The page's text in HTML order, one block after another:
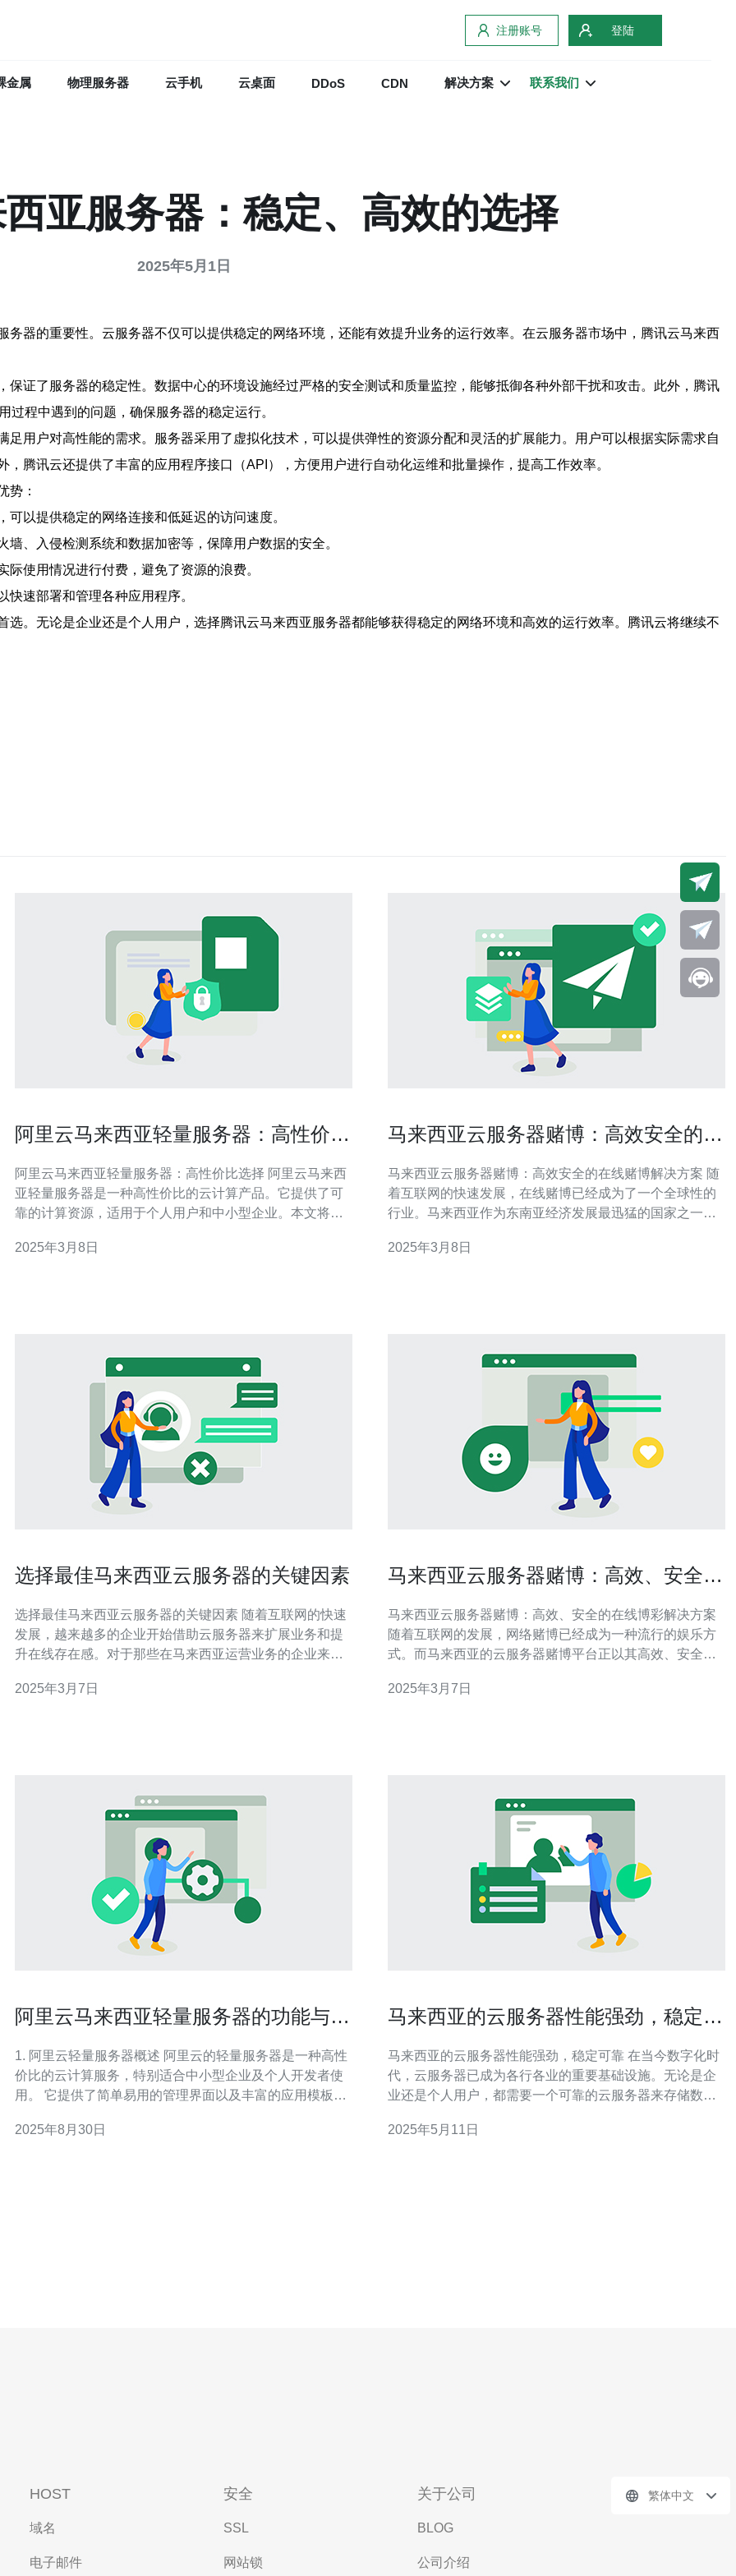
注册账号 登陆
金属 物理服务器 云手机 云桌面 DDoS CDN 解决方案 联系我们
亚服务器：稳定、高效的选择
2025年5月1日
器的重要性。云服务器不仅可以提供稳定的网络环境，还能有效提升业务的运行效率。在云服务器市场中，腾讯云马来西
证了服务器的稳定性。数据中心的环境设施经过严格的安全测试和质量监控，能够抵御各种外部干扰和攻击。此外，腾讯
程中遇到的问题，确保服务器的稳定运行。
用户对高性能的需求。服务器采用了虚拟化技术，可以提供弹性的资源分配和灵活的扩展能力。用户可以根据实际需求自
腾讯云还提供了丰富的应用程序接口（API），方便用户进行自动化运维和批量操作，提高工作效率。
势：
以提供稳定的网络连接和低延迟的访问速度。
、入侵检测系统和数据加密等，保障用户数据的安全。
使用情况进行付费，避免了资源的浪费。
速部署和管理各种应用程序。
。无论是企业还是个人用户，选择腾讯云马来西亚服务器都能够获得稳定的网络环境和高效的运行效率。腾讯云将继续不
阿里云马来西亚轻量服务器：高性价比
阿里云马来西亚轻量服务器：高性价比选择 阿里云马来西
亚轻量服务器是一种高性价比的云计算产品。它提供了可
靠的计算资源，适用于个人用户和中小型企业。本文将介
景。 阿里云马来西亚轻量服务器有以下几个特点： 高性
2025年3月8日
马来西亚云服务器赌博：高效安全的在
马来西亚云服务器赌博：高效安全的在线赌博解决方案 随
着互联网的快速发展，在线赌博已经成为了一个全球性的
行业。马来西亚作为东南亚经济发展最迅猛的国家之一，
的特点，成为了在线赌博行业的热门选择。 马来西亚的云
2025年3月8日
选择最佳马来西亚云服务器的关键因素
选择最佳马来西亚云服务器的关键因素 随着互联网的快速
发展，越来越多的企业开始借助云服务器来扩展业务和提
升在线存在感。对于那些在马来西亚运营业务的企业来
将探讨在选择马来西亚云服务器时应考虑的关键因素。 选
2025年3月7日
马来西亚云服务器赌博：高效、安全的
马来西亚云服务器赌博：高效、安全的在线博彩解决方案
随着互联网的发展，网络赌博已经成为一种流行的娱乐方
式。而马来西亚的云服务器赌博平台正以其高效、安全的
服务器赌博平台的优势和解决方案。 马来西亚云服务器赌
2025年3月7日
阿里云马来西亚轻量服务器的功能与应
1. 阿里云轻量服务器概述 阿里云的轻量服务器是一种高性
价比的云计算服务，特别适合中小型企业及个人开发者使
用。 它提供了简单易用的管理界面以及丰富的应用模板，
轻量服务器的推出，为本地市场提供了更灵活的云服务选
2025年8月30日
马来西亚的云服务器性能强劲，稳定可
马来西亚的云服务器性能强劲，稳定可靠 在当今数字化时
代，云服务器已成为各行各业的重要基础设施。无论是企
业还是个人用户，都需要一个可靠的云服务器来存储数
地区的重要经济体，拥有发达的信息技术产业。在云计算
2025年5月11日
HOST
域名
电子邮件
安全
SSL
网站锁
关于公司
BLOG
公司介绍
繁体中文